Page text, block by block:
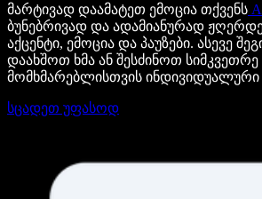
მარტივად დაამატეთ ემოცია თქვენს
ბუნებრივად და ადამიანურად
აქცენტი, ემოცია და პაუზები. ასევე
დაახშოთ ხმა ან შესძინოთ სიმკვეთრე
მომხმარებლისთვის
სცადეთ უფასოდ